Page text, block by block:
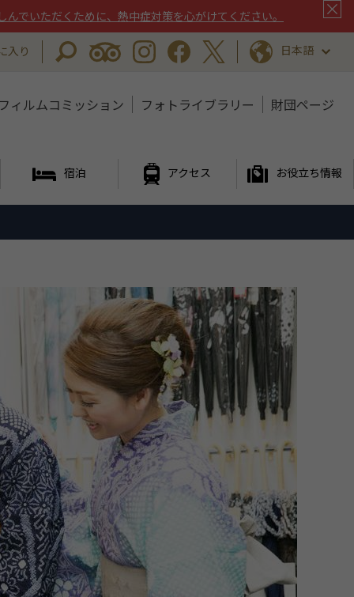
でいただくために、熱中症対策を心がけてください。
入り 日本語
ィルムコミッション フォトライブラリー 財団ページ
宿泊 アクセス お役立ち情報